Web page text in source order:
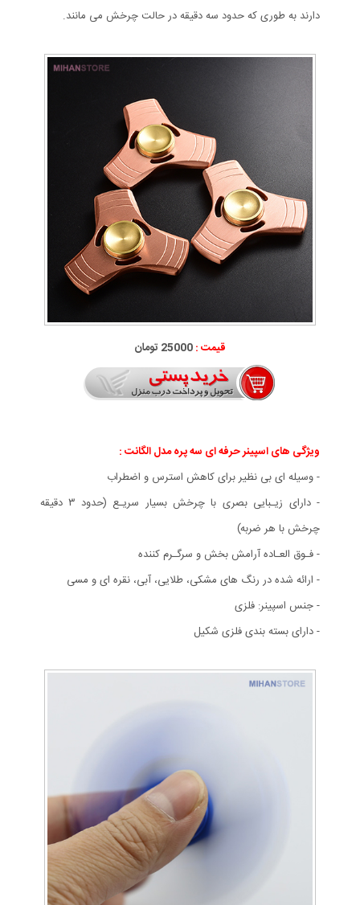
دارند به طوری که حدود سه دقیقه در حالت چرخش می مانند.
قیمت :25000 تومان
ویژگی های اسپینر حرفه ای سه پره مدل الگانت :
- وسیله ای بی نظیر برای کاهش استرس و اضطراب
- دارای زیـبایی بصری با چرخش بسیار سریـع (حدود ٣ دقيقه
چرخش با هر ضربه)
- فـوق العـاده آرامش بخش و سرگـرم کننده
- ارائه شده در رنگ های مشکی، طلایی، آبی، نقره ای و مسی
- جنس اسپینر: فلزی
- دارای بسته بندی فلزی شکیل